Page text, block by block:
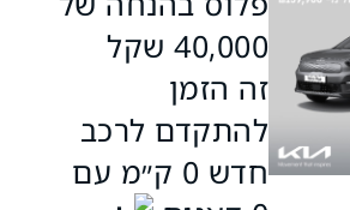
40,000 שקל
זה הזמן
להתקדם לרכב
חדש 0 ק״מ עם